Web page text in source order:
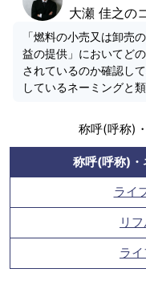
大瀬 佳之の
「燃料の小売又は卸売
益の提供」においてど
されているのか確認し
しているネーミングと
称呼(呼称)
称呼(呼称)・
ライ
リ
ライ